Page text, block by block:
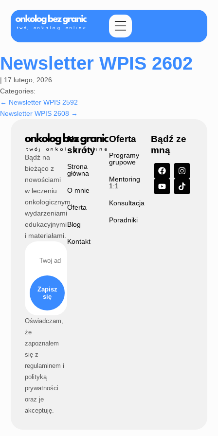
Newsletter WPIS 2602
| 17 lutego, 2026
Categories:
← Newsletter WPIS 2592
Newsletter WPIS 2608 →
Bądź na
bieżąco z
nowościami
w leczeniu
onkologicznym,
wydarzeniami
edukacyjnymi
i materiałami.
Zapisz
się
Oświadczam,
że
zapoznałem
się z
regulaminem i
polityką
prywatności
oraz je
akceptuję.
Na
skróty
Strona
główna
O mnie
Oferta
Blog
Kontakt
Oferta
Programy
grupowe
Mentoring
1:1
Konsultacja
Poradniki
Bądź ze
mną